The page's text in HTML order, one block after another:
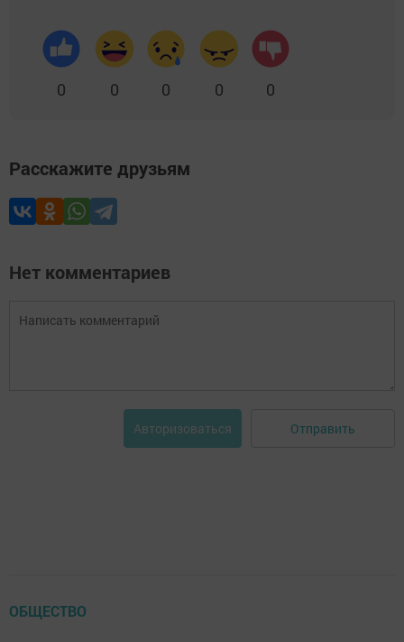
0 0 0 0 0
Расскажите друзьям
Нет комментариев
Авторизоваться Отправить
ОБЩЕСТВО